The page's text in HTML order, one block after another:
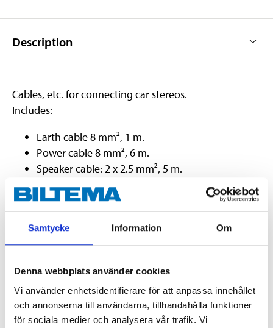
Samtycke Information Om
Denna webbplats använder cookies
Vi använder enhetsidentifierare för att anpassa innehållet
och annonserna till användarna, tillhandahålla funktioner
för sociala medier och analysera vår trafik. Vi
Description
Cables, etc. for connecting car stereos.
Includes:
Earth cable 8 mm², 1 m.
Power cable 8 mm², 6 m.
Speaker cable: 2 x 2.5 mm², 5 m.
Gold-plated AGU holder with 40 A fuse.
Double-shielded RCA cable, length: 5 m, external
diameter: 4 + 4 mm.
Remote cable length: 5 m.
Remote cable, 0.28 mm, length: 5 m.
10 cable ties and crimp terminals.
Protective sleeve for cable grommet.